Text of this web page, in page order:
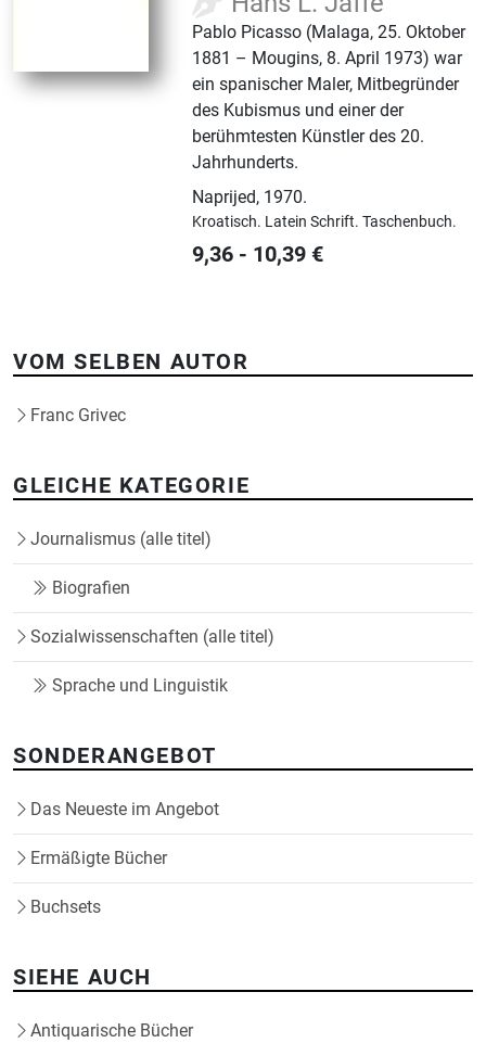
Pablo Picasso (Malaga, 25. Oktober
1881 – Mougins, 8. April 1973) war
ein spanischer Maler, Mitbegründer
des Kubismus und einer der
berühmtesten Künstler des 20.
Jahrhunderts.
Naprijed, 1970.
Kroatisch. Latein Schrift.Taschenbuch.
9,36 - 10,39 €
VOM SELBEN AUTOR
Franc Grivec
GLEICHE KATEGORIE
Journalismus (alle titel)
Biografien
Sozialwissenschaften (alle titel)
Sprache und Linguistik
SONDERANGEBOT
Das Neueste im Angebot
Ermäßigte Bücher
Buchsets
SIEHE AUCH
Antiquarische Bücher